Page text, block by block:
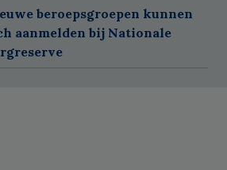
beroepsgroepen kunnen
aanmelden bij Nationale